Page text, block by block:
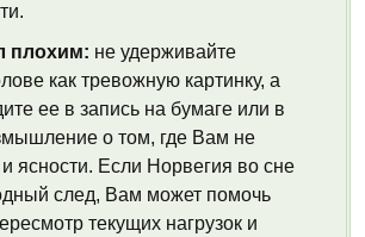
плохим: не удерживайте
как тревожную картинку, а
ее в запись на бумаге или в
о том, где Вам не
и ясности. Если Норвегия во сне
след, Вам может помочь
текущих нагрузок и